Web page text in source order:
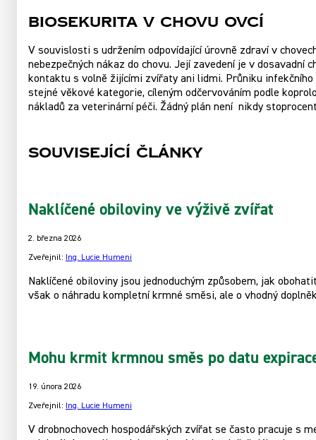
Biosekurita v chovu ovcí
V souvislosti s udržením odpovídající úrovně zdraví v
nebezpečných nákaz do chovu. Její zavedení je v
kontaktu s volně žijícími zvířaty ani lidmi. Průniku
stejné věkové kategorie, cíleným odčervováním podle
nákladů za veterinární péči. Žádný plán není nikdy
Související články
Naklíčené obiloviny ve výživě zvířat
2. března 2026
Zveřejnil: Ing. Lucie Humeni
Naklíčené obiloviny jsou jednoduchým způsobem, jak
však o náhradu kompletní krmné směsi, ale o vhodný
Mohu krmit krmnou směs po datu
19. února 2026
Zveřejnil: Ing. Lucie Humeni
V drobnochovech hospodářských zvířat se často pracuje s